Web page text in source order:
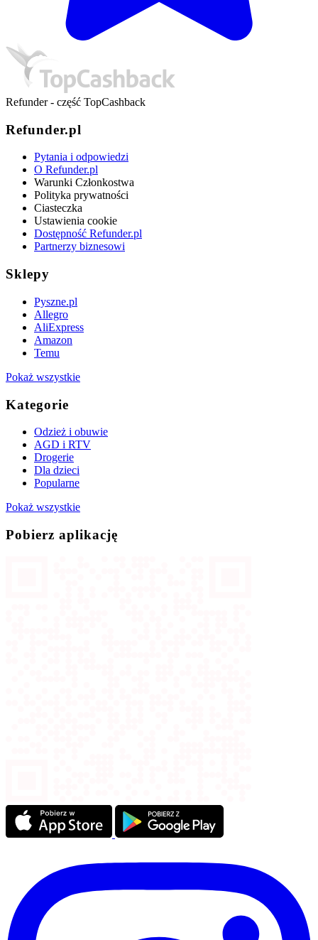
Refunder - część TopCashback
Refunder.pl
Pytania i odpowiedzi
O Refunder.pl
Warunki Członkostwa
Polityka prywatności
Ciasteczka
Ustawienia cookie
Dostępność Refunder.pl
Partnerzy biznesowi
Sklepy
Pyszne.pl
Allegro
AliExpress
Amazon
Temu
Pokaż wszystkie
Kategorie
Odzież i obuwie
AGD i RTV
Drogerie
Dla dzieci
Popularne
Pokaż wszystkie
Pobierz aplikację